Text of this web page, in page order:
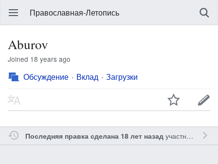
Православная-Летопись
Aburov
Joined 18 years ago
Обсуждение Вклад Загрузки
Последняя правка сделана 18 лет назадучастником Gleb